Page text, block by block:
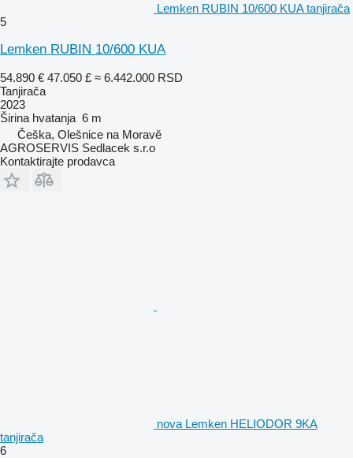
Lemken RUBIN 10/600 KUA tanjirača
5
Lemken RUBIN 10/600 KUA
54.890 € 47.050 £ ≈ 6.442.000 RSD
Tanjirača
2023
Širina hvatanja 6 m
Češka, Olešnice na Moravě
AGROSERVIS Sedlacek s.r.o
Kontaktirajte prodavca
nova Lemken HELIODOR 9KA
tanjirača
6